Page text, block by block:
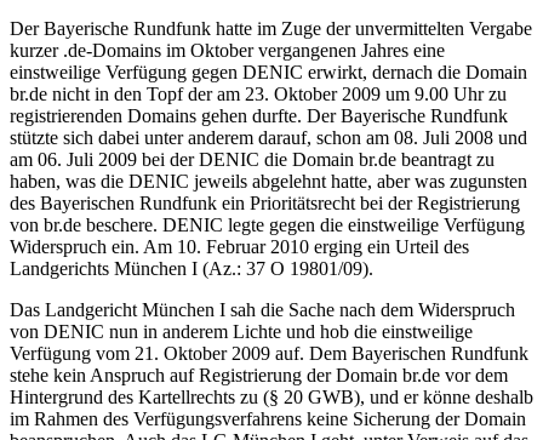
Der Bayerische Rundfunk hatte im Zuge der unvermittelten Vergabe
kurzer .de-Domains im Oktober vergangenen Jahres eine
einstweilige Verfügung gegen DENIC erwirkt, dernach die Domain
br.de nicht in den Topf der am 23. Oktober 2009 um 9.00 Uhr zu
registrierenden Domains gehen durfte. Der Bayerische Rundfunk
stützte sich dabei unter anderem darauf, schon am 08. Juli 2008 und
am 06. Juli 2009 bei der DENIC die Domain br.de beantragt zu
haben, was die DENIC jeweils abgelehnt hatte, aber was zugunsten
des Bayerischen Rundfunk ein Prioritätsrecht bei der Registrierung
von br.de beschere. DENIC legte gegen die einstweilige Verfügung
Widerspruch ein. Am 10. Februar 2010 erging ein Urteil des
Landgerichts München I (Az.: 37 O 19801/09).
Das Landgericht München I sah die Sache nach dem Widerspruch
von DENIC nun in anderem Lichte und hob die einstweilige
Verfügung vom 21. Oktober 2009 auf. Dem Bayerischen Rundfunk
stehe kein Anspruch auf Registrierung der Domain br.de vor dem
Hintergrund des Kartellrechts zu (§ 20 GWB), und er könne deshalb
im Rahmen des Verfügungsverfahrens keine Sicherung der Domain